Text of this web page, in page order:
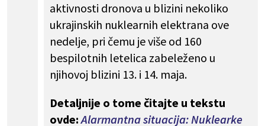
aktivnosti dronova u blizini nekoliko
ukrajinskih nuklearnih elektrana ove
nedelje, pri čemu je više od 160
bespilotnih letelica zabeleženo u
njihovoj blizini 13. i 14. maja.
Detaljnije o tome čitajte u tekstu
ovde:Alarmantna situacija: Nuklearke